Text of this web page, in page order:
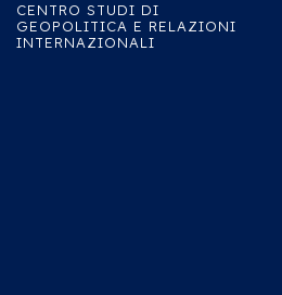
CENTRO STUDI DI
GEOPOLITICA E RELAZIONI
INTERNAZIONALI